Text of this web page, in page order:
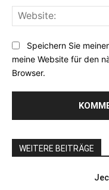
Speichern Sie
meine Website für den
Browser.
WEITERE BEITRÄGE